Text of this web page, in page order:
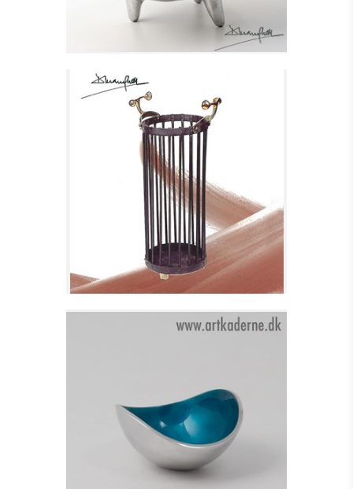
PARAPLYSTATIV - GRILL
Se detajler
ALUMINIUM SKÅL,
TURKIS - LILLE
Se detajler